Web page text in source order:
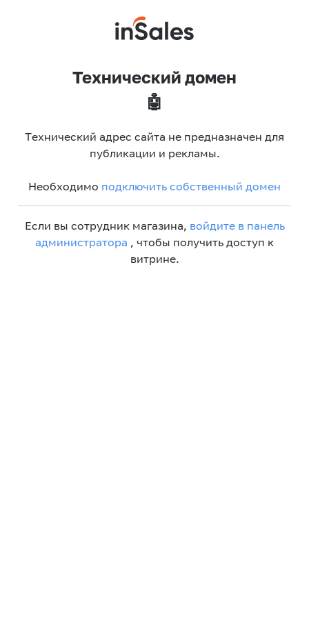
Технический домен
🤖
Технический адрес сайта не предназначен для
публикации и рекламы.
Необходимо подключить собственный домен
Если вы сотрудник магазина, войдите в панель
администратора , чтобы получить доступ к
витрине.